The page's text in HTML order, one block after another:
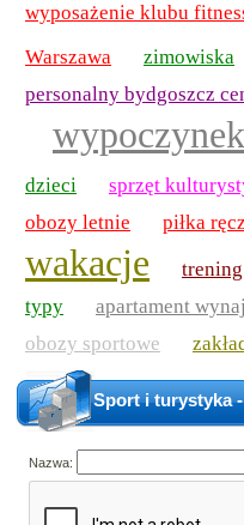
wyposażenie klubu
Warszawa
zimowiska
personalny bydgoszcz
wypoczynek
dzieci
sprzęt
obozy letnie
piłka
wakacje
typy
apartament
obozy sportowe
Sport i turystyka
Nazwa: